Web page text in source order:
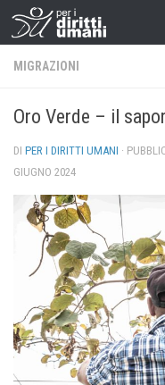
MIGRAZIONI
Oro Verde – il
DI PER I DIRITTI UMANI ·
GIUGNO 2024